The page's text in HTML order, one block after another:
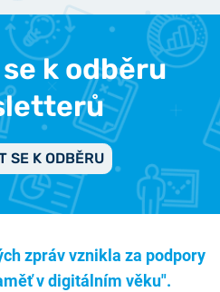
k odběru
SE K ODBĚRU
zpráv vznikla za podpory
v digitálním věku".